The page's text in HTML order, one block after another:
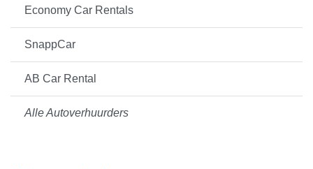
Economy Car Rentals
SnappCar
AB Car Rental
Alle Autoverhuurders